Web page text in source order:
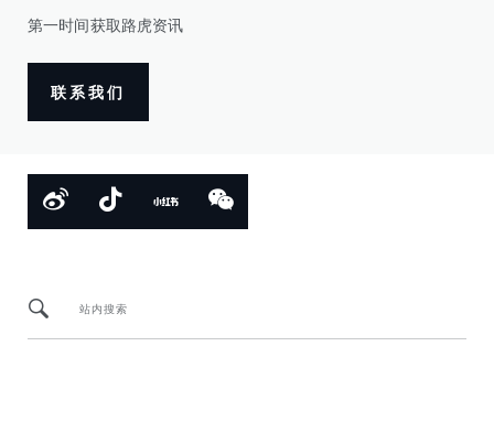
第一时间获取路虎资讯
联系我们
站内搜索